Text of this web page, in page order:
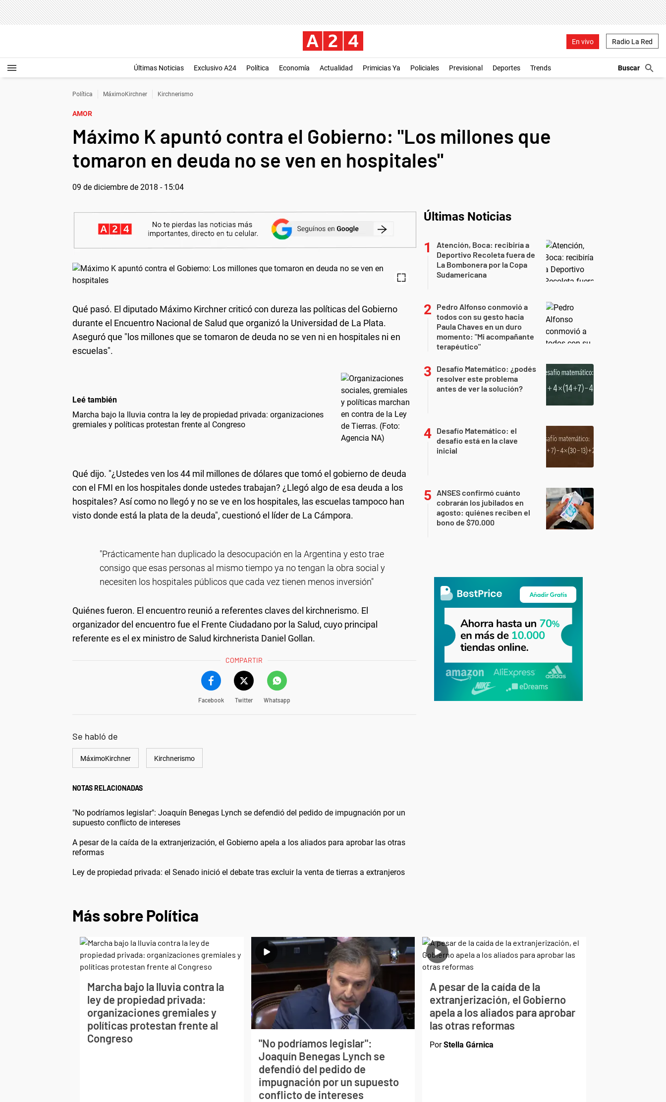
En vivo Radio La Red
Últimas Noticias Exclusivo A24 Política Economía Actualidad Primicias Ya Policiales Previsional Deportes Trends
Política MáximoKirchner Kirchnerismo
AMOR
Máximo K apuntó contra el Gobierno: "Los millones que
tomaron en deuda no se ven en hospitales"
09 de diciembre de 2018 - 15:04
Qué pasó. El diputado Máximo Kirchner criticó con dureza las políticas del Gobierno
durante el Encuentro Nacional de Salud que organizó la Universidad de La Plata.
Aseguró que "los millones que se tomaron de deuda no se ven ni en hospitales ni en
escuelas".
Leé también
Marcha bajo la lluvia contra la ley de propiedad privada: organizaciones
gremiales y políticas protestan frente al Congreso
Qué dijo. "¿Ustedes ven los 44 mil millones de dólares que tomó el gobierno de deuda
con el FMI en los hospitales donde ustedes trabajan? ¿Llegó algo de esa deuda a los
hospitales? Así como no llegó y no se ve en los hospitales, las escuelas tampoco han
visto donde está la plata de la deuda", cuestionó el líder de La Cámpora.
"Prácticamente han duplicado la desocupación en la Argentina y esto trae
consigo que esas personas al mismo tiempo ya no tengan la obra social y
necesiten los hospitales públicos que cada vez tienen menos inversión"
Quiénes fueron. El encuentro reunió a referentes claves del kirchnerismo. El
organizador del encuentro fue el Frente Ciudadano por la Salud, cuyo principal
referente es el ex ministro de Salud kirchnerista Daniel Gollan.
COMPARTIR
Facebook Twitter Whatsapp
Se habló de
MáximoKirchner Kirchnerismo
NOTAS RELACIONADAS
"No podríamos legislar": Joaquín Benegas Lynch se defendió del pedido de impugnación por un
supuesto conflicto de intereses
A pesar de la caída de la extranjerización, el Gobierno apela a los aliados para aprobar las otras
reformas
Ley de propiedad privada: el Senado inició el debate tras excluir la venta de tierras a extranjeros
Últimas Noticias
Atención, Boca: recibiría a
Deportivo Recoleta fuera de
La Bombonera por la Copa
Sudamericana
Pedro Alfonso conmovió a
todos con su gesto hacia
Paula Chaves en un duro
momento: "Mi acompañante
terapéutico"
Desafío Matemático: ¿podés
resolver este problema
antes de ver la solución?
Desafío Matemático: el
desafío está en la clave
inicial
ANSES confirmó cuánto
cobrarán los jubilados en
agosto: quiénes reciben el
bono de $70.000
Más sobre Política
Marcha bajo la lluvia contra la
ley de propiedad privada:
organizaciones gremiales y
políticas protestan frente al
Congreso
"No podríamos legislar":
Joaquín Benegas Lynch se
defendió del pedido de
impugnación por un supuesto
conflicto de intereses
A pesar de la caída de la
extranjerización, el Gobierno
apela a los aliados para aprobar
las otras reformas
PorStella Gárnica